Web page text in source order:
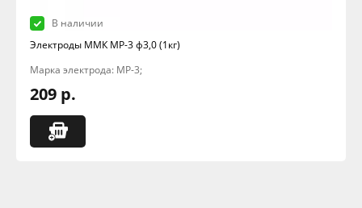
В наличии
Электроды ММК МР-3 ф3,0 (1кг)
Марка электрода: МР-3;
209 р.